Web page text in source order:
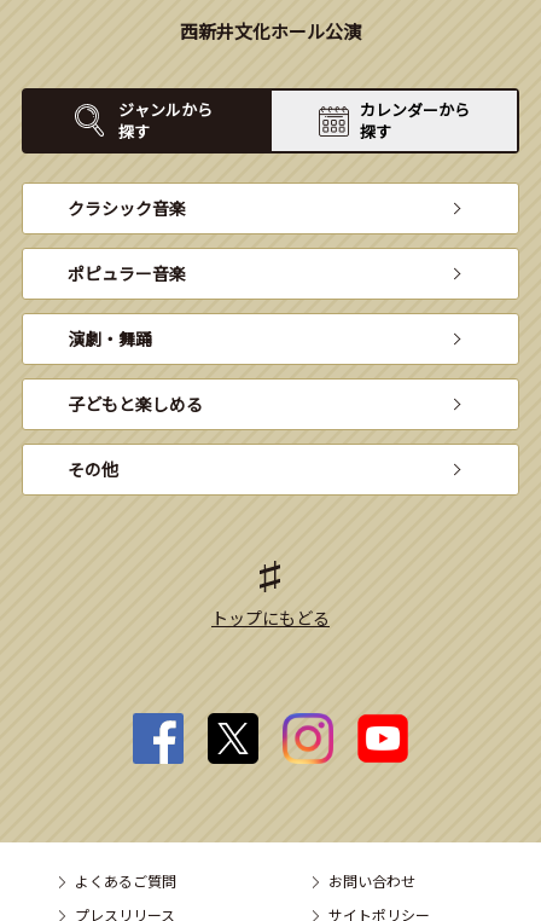
西新井文化ホール公演
ジャンルから
探す
カレンダーから
探す
クラシック音楽
ポピュラー音楽
演劇・舞踊
子どもと楽しめる
その他
トップにもどる
よくあるご質問
お問い合わせ
プレスリリース
サイトポリシー